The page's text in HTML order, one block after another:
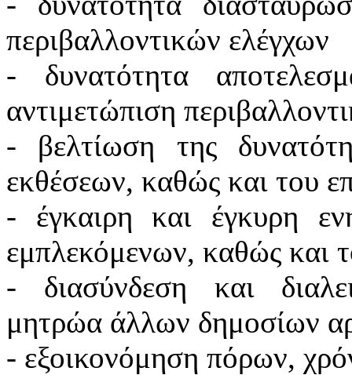
περιβαλλοντικών ελέγχων
- δυνατότητα
αντιμετώπιση
- βελτίωση της
εκθέσεων, καθώς και του
- έγκαιρη και έγκυρη
εμπλεκόμενων, καθώς και
- διασύνδεση και
μητρώα άλλων δημοσίων
- εξοικονόμηση πόρων,